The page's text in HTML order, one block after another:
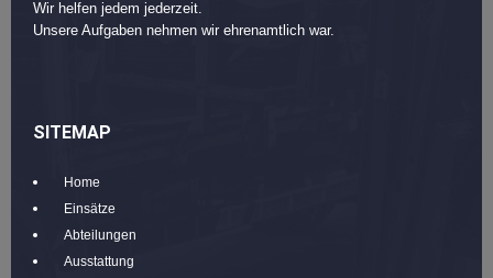
Wir helfen jedem jederzeit.
Unsere Aufgaben nehmen wir ehrenamtlich war.
SITEMAP
Home
Einsätze
Abteilungen
Ausstattung